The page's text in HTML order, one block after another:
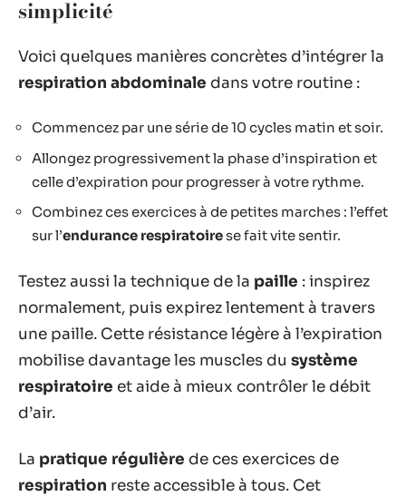
simplicité
Voici quelques manières concrètes d’intégrer la
respiration abdominale dans votre routine :
Commencez par une série de 10 cycles matin et soir.
Allongez progressivement la phase d’inspiration et
celle d’expiration pour progresser à votre rythme.
Combinez ces exercices à de petites marches : l’effet
sur l’endurance respiratoirese fait vite sentir.
Testez aussi la technique de la paille : inspirez
normalement, puis expirez lentement à travers
une paille. Cette résistance légère à l’expiration
mobilise davantage les muscles du système
respiratoire et aide à mieux contrôler le débit
d’air.
La pratique régulière de ces exercices de
respiration reste accessible à tous. Cet